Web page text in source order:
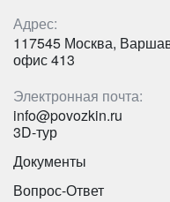
Адрес:
117545 Москва,
офис 413
Электронная почта:
info@povozkin.ru
3D-тур
Документы
Вопрос-Ответ